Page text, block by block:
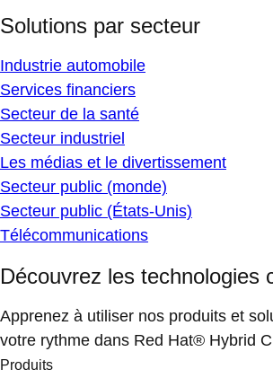
Solutions par secteur
Industrie automobile
Services financiers
Secteur de la santé
Secteur industriel
Les médias et le divertissement
Secteur public (monde)
Secteur public (États-Unis)
Télécommunications
Découvrez les technologies
Apprenez à utiliser nos produits et
votre rythme dans Red Hat® Hybrid
Produits